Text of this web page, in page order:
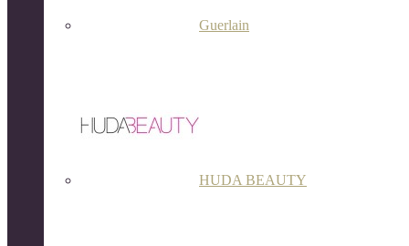
Guerlain
HUDA BEAUTY